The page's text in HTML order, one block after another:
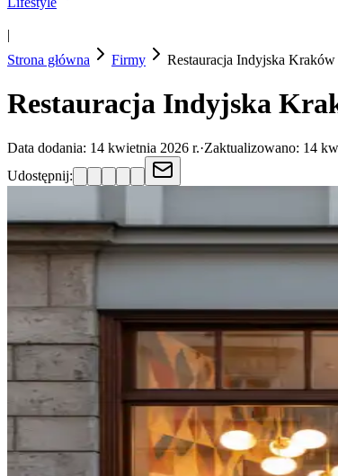
|
Strona główna
Firmy Restauracja Indyjska Kraków
Restauracja Indyjska
Data dodania: 14 kwietnia 2026 r.·Zaktualizowano: 14
Udostępnij: